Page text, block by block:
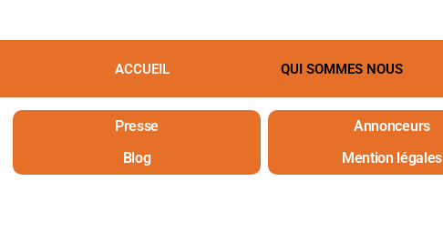
ACCUEIL QUI SOMMES NOUS
Presse
Blog
Annonceurs
Mention légales